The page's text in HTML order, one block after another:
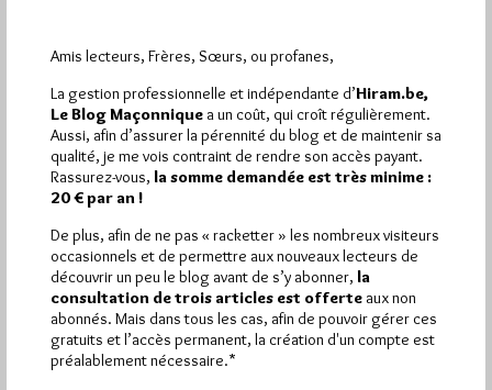
Journée internationale contre
l’homophobie, la transphobie et la
biphobie
Par Géplu
Communiqué de la Grande Loge Mixte Universelle. Montreuil le,
15 mai 2024 Journée internationale contre l'homophobie, la
transphobie et la…
DansDivers 2 commentaires
Amis lecteurs, Frères, Sœurs, ou profanes,
La gestion professionnelle et indépendante d’Hiram.be,
Le Blog Maçonnique a un coût, qui croît régulièrement.
Aussi, afin d’assurer la pérennité du blog et de maintenir sa
qualité, je me vois contraint de rendre son accès payant.
Rassurez-vous, la somme demandée est très minime :
20 € par an !
De plus, afin de ne pas « racketter » les nombreux visiteurs
occasionnels et de permettre aux nouveaux lecteurs de
découvrir un peu le blog avant de s’y abonner, la
consultation de trois articles est offerte aux non
abonnés. Mais dans tous les cas, afin de pouvoir gérer ces
gratuits et l’accès permanent, la création d'un compte est
préalablement nécessaire.*